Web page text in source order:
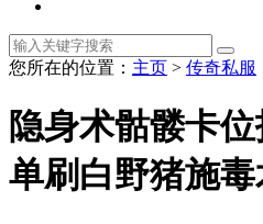
您所在的位置： 主页 > 传奇私服
隐身术骷髅卡
单刷白野猪施